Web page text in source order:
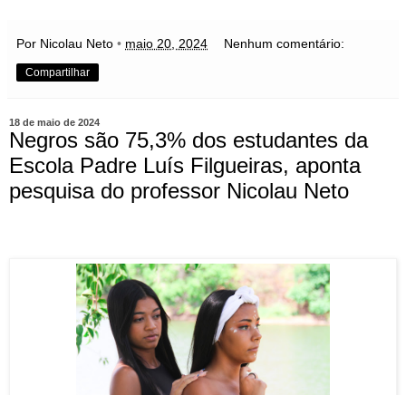
Por Nicolau Neto • maio 20, 2024 Nenhum comentário:
Compartilhar
18 de maio de 2024
Negros são 75,3% dos estudantes da
Escola Padre Luís Filgueiras, aponta
pesquisa do professor Nicolau Neto